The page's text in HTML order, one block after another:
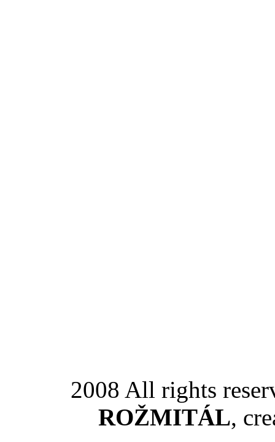
2008 All rights
ROŽMITÁL,